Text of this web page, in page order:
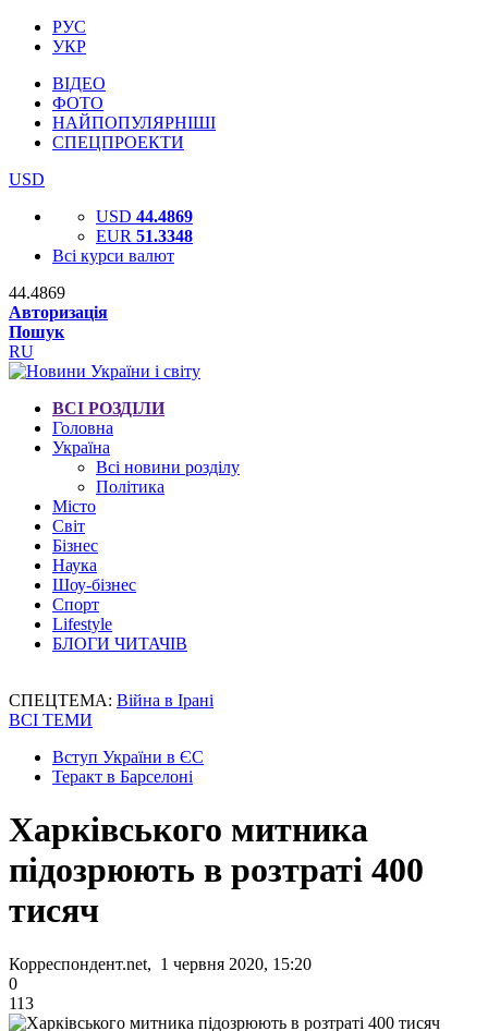
РУС
УКР
ВІДЕО
ФОТО
НАЙПОПУЛЯРНІШІ
СПЕЦПРОЕКТИ
USD
USD 44.4869
EUR 51.3348
Всі курси валют
44.4869
Авторизація
Пошук
RU
ВСІ РОЗДІЛИ
Головна
Україна
Всі новини розділу
Політика
Місто
Світ
Бізнес
Наука
Шоу-бізнес
Спорт
Lifestyle
БЛОГИ ЧИТАЧІВ
СПЕЦТЕМА: Війна в Ірані
ВСІ ТЕМИ
Вступ України в ЄС
Теракт в Барселоні
Харківського митника
підозрюють в розтраті 400
тисяч
Корреспондент.net, 1 червня 2020, 15:20
0
113